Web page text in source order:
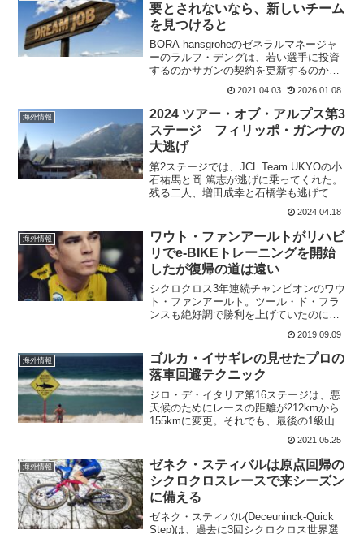
要とされないなら、新しいチーム
を見つけると
BORA-hansgroheのゼネラルマネージャ
ーのラルフ・デングは、若い選手に投資
するのかサガンの契約を更新するのかと
いう質問に対して、公然とサガンのキャ
リアは秋に入っていると話していた。そ
れはサガンの契約延長の必要性を疑問視
している発言...
2021.04.03 2026.01.08
海外情報
2024 ツアー・オブ・アルプス第3
ステージ フィリッポ・ガンナの
大逃げ
第2ステージでは、JCL Team UKYOの小
石祐馬と岡 篤志が逃げに乗ってくれた。
残る二人、増田成幸と石橋学も逃げてく
れるかな。一方レースは、Team Jayco
AlUlaの大ベテラン、アレッサンドロ・デ
マルキが見事な逃げ切り勝利。3...
2024.04.18
海外情報
ワウト・ファンアールトがリハビ
リでe-BIKEトレーニングを開始
したが復帰の道は遠い
シクロクロス3年連続チャンピオンのワウ
ト・ファンアールト。ツール・ド・フラ
ンスも絶好調で勝利を上げていたのに期
待の個人タイムトライヤルでクラッシ
ュ。重症を負ってしまった。どうやら、
最初の手術が失敗だったようで復帰が長
引いている。未だに歩くこ...
2019.09.09
海外情報
ゴルカ・イサギレの見せたプロの
落車回避テクニック
ジロ・デ・イタリア第16ステージは、悪
天候のためにレースの距離が212kmから
155kmに変更。それでも、最後の1級山岳
パッソ・ジャウでは、ライダーが通過す
る2時間前には気温2度で深い霧が立ち込
めていた。選手が通過する時には、雨も
あがり霧も...
2021.05.25
海外情報
ゼネク・スティバルは原点回帰の
シクロクロスレースで来シーズン
に備える
ゼネク・スティバル(Deceuninck-Quick
Step)は、過去に3回シクロクロス世界選